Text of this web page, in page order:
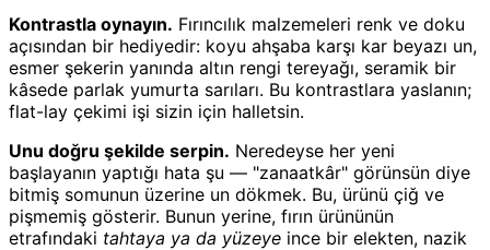
Kontrastla oynayın. Fırıncılık malzemeleri renk ve doku
açısından bir hediyedir: koyu ahşaba karşı kar beyazı un,
esmer şekerin yanında altın rengi tereyağı, seramik bir
kâsede parlak yumurta sarıları. Bu kontrastlara yaslanın;
flat-lay çekimi işi sizin için halletsin.
Unu doğru şekilde serpin. Neredeyse her yeni
başlayanın yaptığı hata şu — "zanaatkâr" görünsün diye
bitmiş somunun üzerine un dökmek. Bu, ürünü çiğ ve
pişmemiş gösterir. Bunun yerine, fırın ürününün
etrafındaki tahtaya ya da yüzeye ince bir elekten, nazik